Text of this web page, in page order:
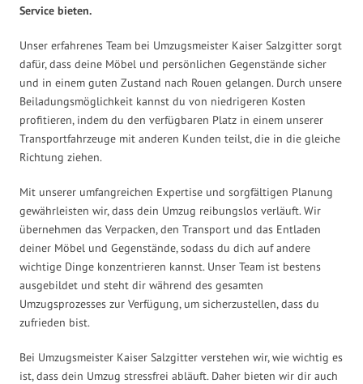
Service bieten.
Unser erfahrenes Team bei Umzugsmeister Kaiser Salzgitter sorgt
dafür, dass deine Möbel und persönlichen Gegenstände sicher
und in einem guten Zustand nach Rouen gelangen. Durch unsere
Beiladungsmöglichkeit kannst du von niedrigeren Kosten
profitieren, indem du den verfügbaren Platz in einem unserer
Transportfahrzeuge mit anderen Kunden teilst, die in die gleiche
Richtung ziehen.
Mit unserer umfangreichen Expertise und sorgfältigen Planung
gewährleisten wir, dass dein Umzug reibungslos verläuft. Wir
übernehmen das Verpacken, den Transport und das Entladen
deiner Möbel und Gegenstände, sodass du dich auf andere
wichtige Dinge konzentrieren kannst. Unser Team ist bestens
ausgebildet und steht dir während des gesamten
Umzugsprozesses zur Verfügung, um sicherzustellen, dass du
zufrieden bist.
Bei Umzugsmeister Kaiser Salzgitter verstehen wir, wie wichtig es
ist, dass dein Umzug stressfrei abläuft. Daher bieten wir dir auch